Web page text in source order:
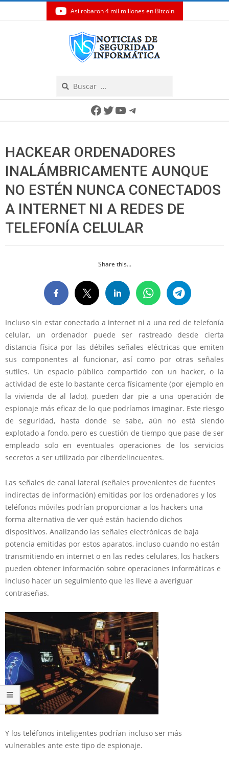
Así robaron 4 mil millones en Bitcoin
Facebook
Twitter
YouTube
Telegram
HACKEAR ORDENADORES
INALÁMBRICAMENTE AUNQUE
NO ESTÉN NUNCA CONECTADOS
A INTERNET NI A REDES DE
TELEFONÍA CELULAR
Share this...
Incluso sin estar conectado a internet ni a una red de telefonía
celular, un ordenador puede ser rastreado desde cierta
distancia física por las débiles señales eléctricas que emiten
sus componentes al funcionar, así como por otras señales
sutiles. Un espacio público compartido con un hacker, o la
actividad de este lo bastante cerca físicamente (por ejemplo en
la vivienda de al lado), pueden dar pie a una operación de
espionaje más eficaz de lo que podríamos imaginar. Este riesgo
de seguridad, hasta donde se sabe, aún no está siendo
explotado a fondo, pero es cuestión de tiempo que pase de ser
empleado solo en eventuales operaciones de los servicios
secretos a ser utilizado por ciberdelincuentes.
Las señales de canal lateral (señales provenientes de fuentes
indirectas de información) emitidas por los ordenadores y los
teléfonos móviles podrían proporcionar a los hackers una
forma alternativa de ver qué están haciendo dichos
dispositivos. Analizando las señales electrónicas de baja
potencia emitidas por estos aparatos, incluso cuando no están
transmitiendo en internet o en las redes celulares, los hackers
pueden obtener información sobre operaciones informáticas e
incluso hacer un seguimiento que les lleve a averiguar
contraseñas.
Y los teléfonos inteligentes podrían incluso ser más
vulnerables ante este tipo de espionaje.